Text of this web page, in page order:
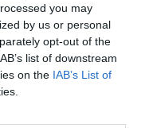
you may
by us or personal
opt-out of the
list of downstream
on the IAB’s List of